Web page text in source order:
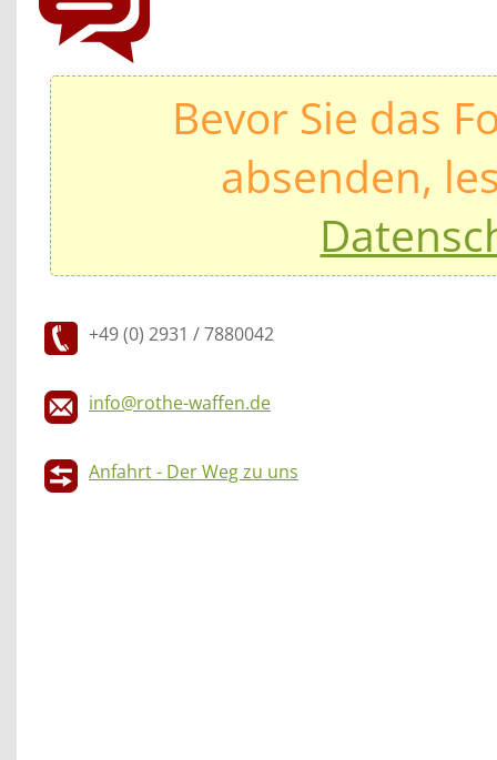
Bevor Sie das
absenden,
+49 (0) 2931 / 7880042
info@rothe-waffen.de
Anfahrt - Der Weg zu uns